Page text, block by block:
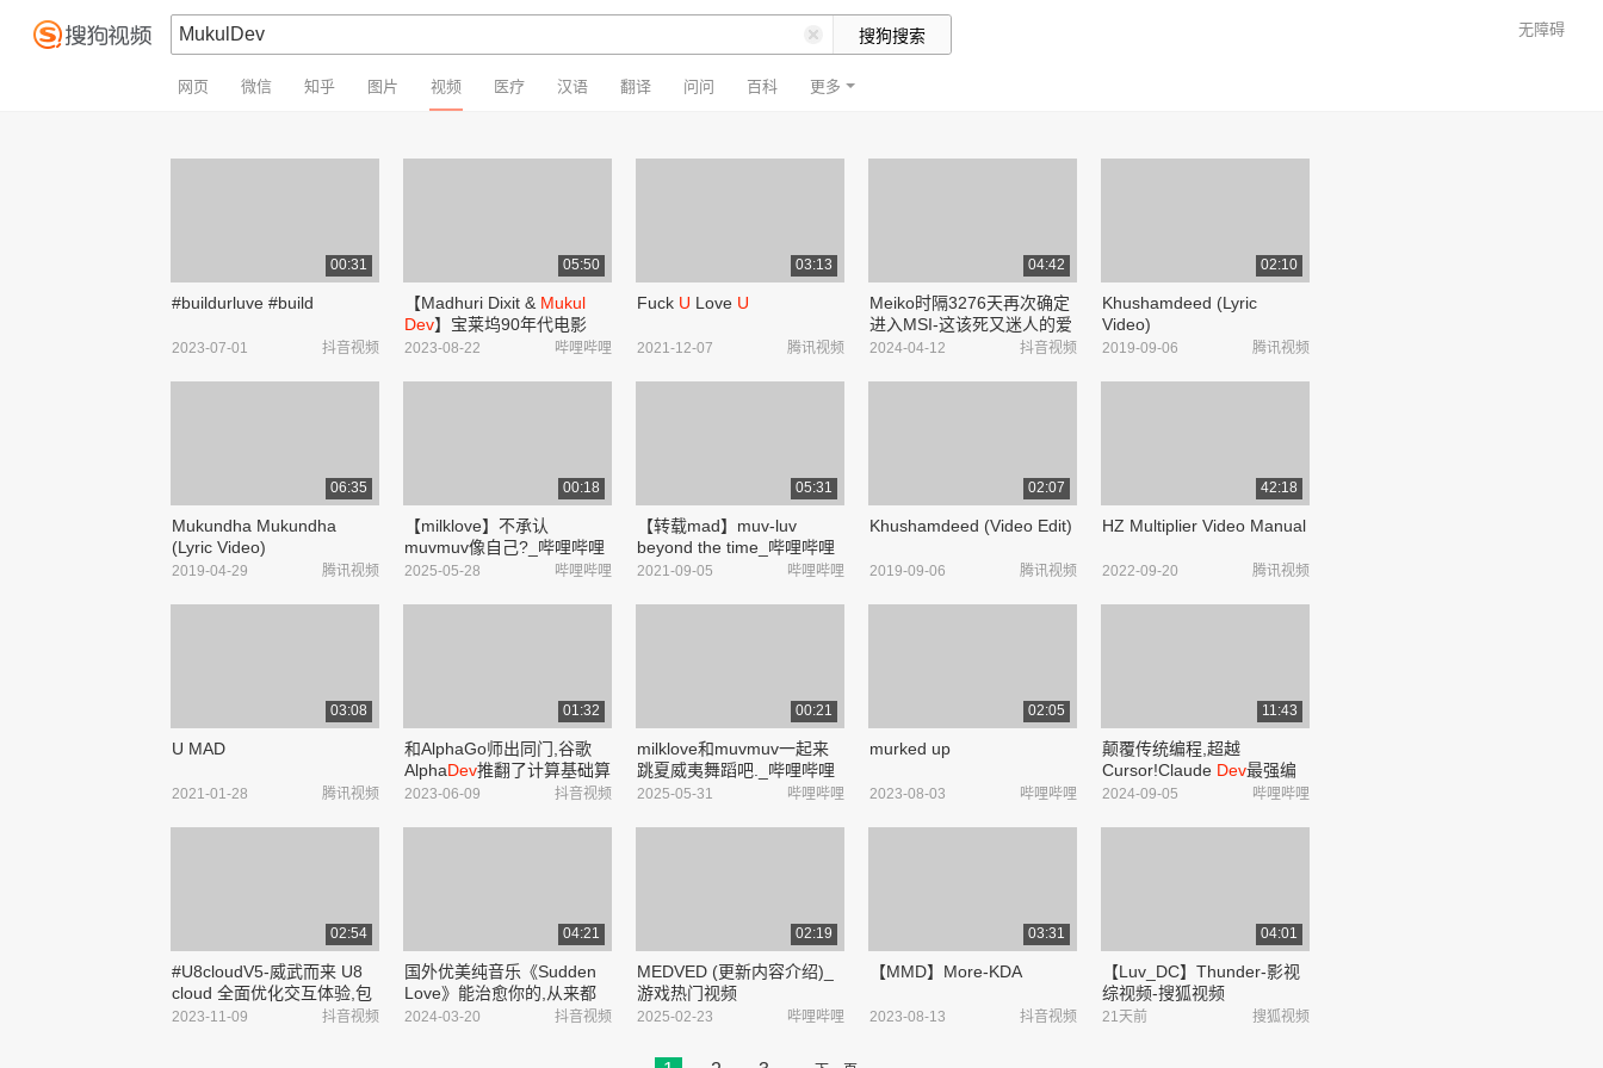
网页 微信 知乎 图片 视频 医疗 汉语 翻译 问问 百科 更多
无障碍
00:31
#buildurluve #build
抖音视频
2023-07-01
05:50
【Madhuri Dixit & Mukul
Dev】宝莱坞90年代电影
《逆境人生》插曲 Sanam
哔哩哔哩
2023-08-22
03:13
Fuck U Love U
腾讯视频
2021-12-07
04:42
Meiko时隔3276天再次确定
进入MSI-这该死又迷人的爱
情,总是那么刻骨铭心 #爱情
抖音视频
2024-04-12
02:10
Khushamdeed (Lyric
Video)
腾讯视频
2019-09-06
06:35
Mukundha Mukundha
(Lyric Video)
腾讯视频
2019-04-29
00:18
【milklove】不承认
muvmuv像自己?_哔哩哔哩
_bilibili
哔哩哔哩
2025-05-28
05:31
【转载mad】muv-luv
beyond the time_哔哩哔哩
_bilibili
哔哩哔哩
2021-09-05
02:07
Khushamdeed (Video Edit)
腾讯视频
2019-09-06
42:18
HZ Multiplier Video Manual
腾讯视频
2022-09-20
03:08
U MAD
腾讯视频
2021-01-28
01:32
和AlphaGo师出同门,谷歌
AlphaDev推翻了计算基础算
法 #人工智能 #有ai就有无
抖音视频
2023-06-09
00:21
milklove和muvmuv一起来
跳夏威夷舞蹈吧._哔哩哔哩
_bilibili
哔哩哔哩
2025-05-31
02:05
murked up
哔哩哔哩
2023-08-03
11:43
颠覆传统编程,超越
Cursor!Claude Dev最强编
程AI智能体!支持ollama和
哔哩哔哩
2024-09-05
02:54
#U8cloudV5-威武而来 U8
cloud 全面优化交互体验,包
括主应用端、全员报销工作
抖音视频
2023-11-09
04:21
国外优美纯音乐《Sudden
Love》能治愈你的,从来都
不是时间 #纯音乐分享 #车
抖音视频
2024-03-20
02:19
MEDVED (更新内容介绍)_
游戏热门视频
哔哩哔哩
2025-02-23
03:31
【MMD】More-KDA
抖音视频
2023-08-13
04:01
【Luv_DC】Thunder-影视
综视频-搜狐视频
搜狐视频
21天前